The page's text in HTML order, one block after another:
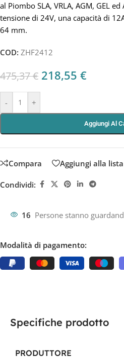
al Piombo SLA, VRLA, AGM, GEL
tensione di 24V, una capacità di
64 mm.
COD: ZHF2412
475,37€ 218,55 €
- +
Aggiungi Al
Compara Aggiungi alla
Condividi:
16 Persone stanno
Modalità di pagamento:
Specifiche prodotto
PRODUTTORE